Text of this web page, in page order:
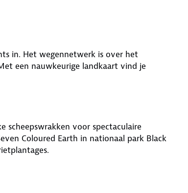
in. Het wegennetwerk is over het
een nauwkeurige landkaart vind je
scheepswrakken voor spectaculaire
Coloured Earth in nationaal park Black